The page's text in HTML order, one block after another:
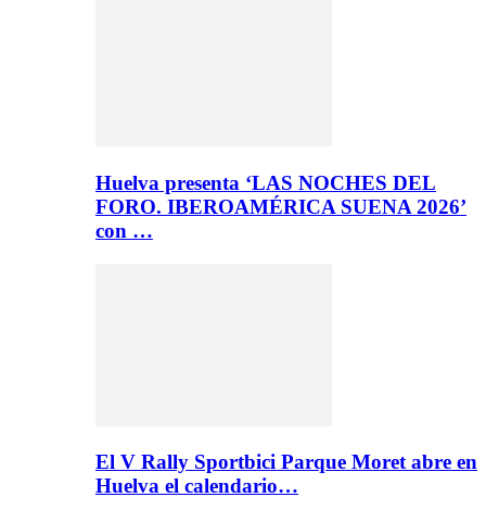
Huelva presenta ‘LAS NOCHES DEL
FORO. IBEROAMÉRICA SUENA 2026’
con …
El V Rally Sportbici Parque Moret abre en
Huelva el calendario…